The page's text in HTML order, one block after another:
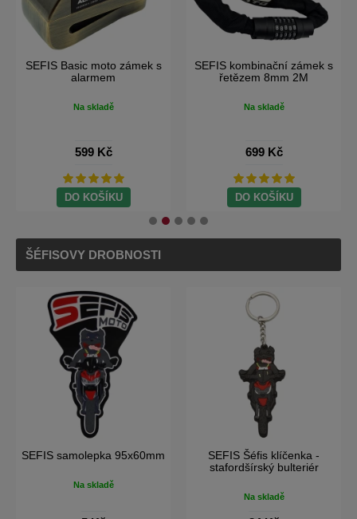
SEFIS Basic moto zámek s
alarmem
Na skladě
599 Kč
DO KOŠÍKU
SEFIS kombinační zámek s
řetězem 8mm 2M
Na skladě
699 Kč
DO KOŠÍKU
ŠÉFISOVY DROBNOSTI
SEFIS samolepka 95x60mm
Na skladě
SEFIS Šéfis klíčenka -
stafordšírský bulteriér
Na skladě